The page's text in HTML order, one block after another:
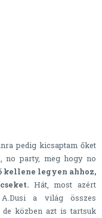
pedig kicsaptam őket
no party, meg hogy no
kellene legyen ahhoz,
Hát, most azért
a világ összes
de közben azt is tartsuk